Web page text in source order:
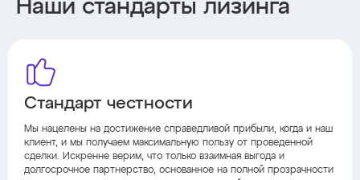
Наши стандарты лизинга
Стандарт честности
Мы нацелены на достижение справедливой прибыли, когда и наш
клиент, и мы получаем максимальную пользу от проведенной
сделки. Искренне верим, что только взаимная выгода и
долгосрочное партнерство, основанное на полной прозрачности